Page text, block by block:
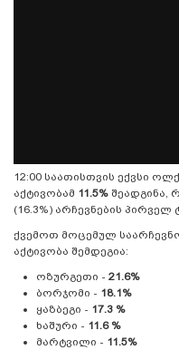
12:00 საათისთვის ექვსი
აქტივობამ 11.5% შეადგინა,
(16.3%) არჩევნების
ქვემოთ მოცემულ
აქტივობა შემდეგია:
ოზურგეთი - 21.6%
ბორჯომი - 18.1%
ყაზბეგი - 17.3 %
ხაშური - 11.6 %
მარტვილი - 11.5%